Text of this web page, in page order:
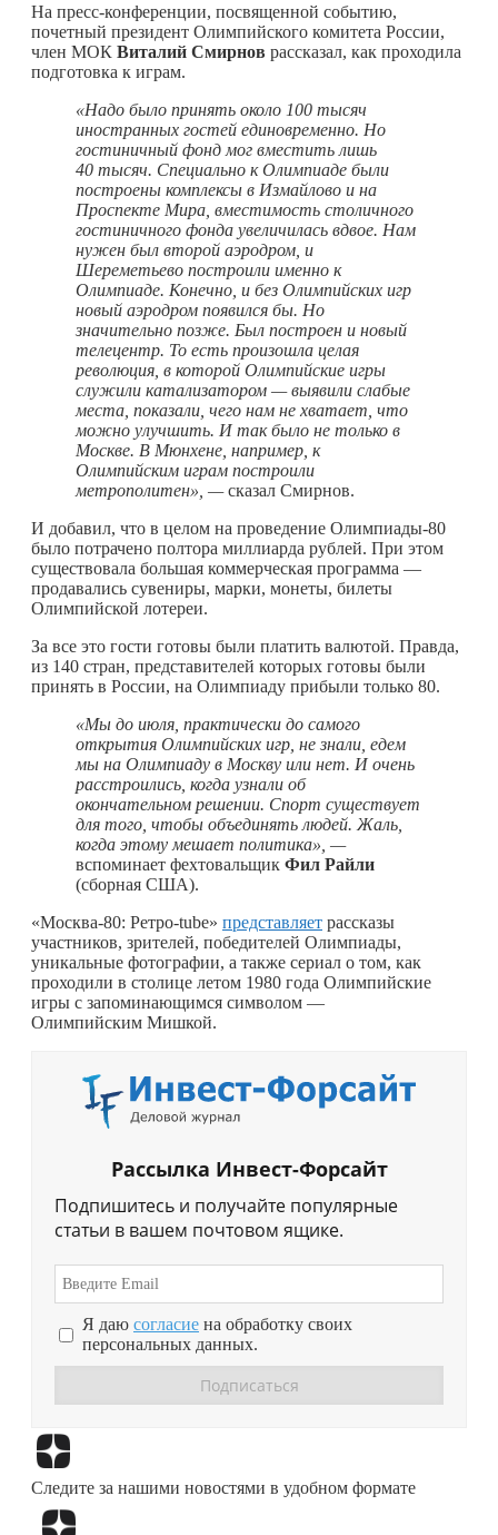
На пресс-конференции, посвященной событию,
почетный президент Олимпийского комитета России,
член МОК Виталий Смирнов рассказал, как проходила
подготовка к играм.
«Надо было принять около 100 тысяч
иностранных гостей единовременно. Но
гостиничный фонд мог вместить лишь
40 тысяч. Специально к Олимпиаде были
построены комплексы в Измайлово и на
Проспекте Мира, вместимость столичного
гостиничного фонда увеличилась вдвое. Нам
нужен был второй аэродром, и
Шереметьево построили именно к
Олимпиаде. Конечно, и без Олимпийских игр
новый аэродром появился бы. Но
значительно позже. Был построен и новый
телецентр. То есть произошла целая
революция, в которой Олимпийские игры
служили катализатором — выявили слабые
места, показали, чего нам не хватает, что
можно улучшить. И так было не только в
Москве. В Мюнхене, например, к
Олимпийским играм построили
метрополитен», —сказал Смирнов.
И добавил, что в целом на проведение Олимпиады-80
было потрачено полтора миллиарда рублей. При этом
существовала большая коммерческая программа —
продавались сувениры, марки, монеты, билеты
Олимпийской лотереи.
За все это гости готовы были платить валютой. Правда,
из 140 стран, представителей которых готовы были
принять в России, на Олимпиаду прибыли только 80.
«Мы до июля, практически до самого
открытия Олимпийских игр, не знали, едем
мы на Олимпиаду в Москву или нет. И очень
расстроились, когда узнали об
окончательном решении. Спорт существует
для того, чтобы объединять людей. Жаль,
когда этому мешает политика», —
вспоминает фехтовальщик Фил Райли
(сборная США).
«Москва-80: Ретро-tube» представляет рассказы
участников, зрителей, победителей Олимпиады,
уникальные фотографии, а также сериал о том, как
проходили в столице летом 1980 года Олимпийские
игры с запоминающимся символом —
Олимпийским Мишкой.
Рассылка Инвест-Форсайт
Подпишитесь и получайте популярные
статьи в вашем почтовом ящике.
Я даю согласие на обработку своих
персональных данных.
Следите за нашими новостями в удобном формате